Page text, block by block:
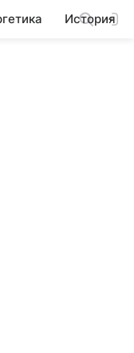
История